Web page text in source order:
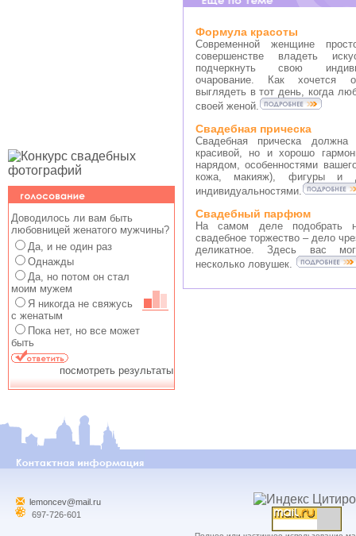
Доводилось ли вам быть
любовницей женатого мужчины?
Да, и не один раз
Однажды
Да, но потом он стал
моим мужем
Я никогда не свяжусь
с женатым
Пока нет, но все может
быть
посмотреть результаты
Формула красоты
Современной женщине
совершенстве владеть
подчеркнуть свою
очарование. Как хочется
выглядеть в тот день, когда
своей женой.
Свадебная прическа
Свадебная прическа
красивой, но и хорошо
нарядом, особенностями
кожа, макияж), фигуры и
индивидуальностями.
Свадебный парфюм
На самом деле подобрать
свадебное торжество – дело
деликатное. Здесь вас
несколько ловушек.
lemoncev@mail.ru
697-726-601